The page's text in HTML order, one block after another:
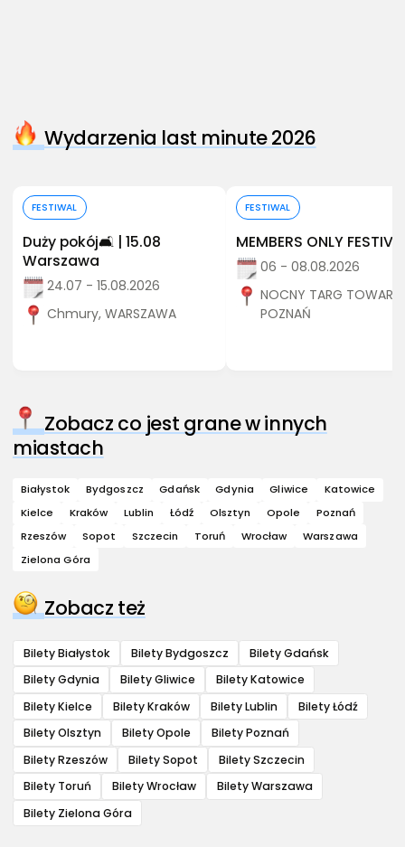
Wydarzenia last minute 2026
FESTIWAL
Duży pokój🛋️ | 15.08
Warszawa
24.07 - 15.08.2026
Chmury, WARSZAWA
FESTIWAL
MEMBERS ONLY
06 - 08.08.2026
NOCNY TARG
POZNAŃ
Zobacz co jest grane w innych
miastach
Białystok Bydgoszcz Gdańsk Gdynia Gliwice
Katowice
Kielce
Kraków Lublin Łódź Olsztyn Opole
Poznań
Rzeszów
Sopot Szczecin Toruń Wrocław
Warszawa
Zielona Góra
Zobacz też
Bilety Białystok Bilety Bydgoszcz
Bilety Gdańsk
Bilety Gdynia
Bilety Gliwice
Bilety Katowice
Bilety Kielce
Bilety Kraków Bilety Lublin
Bilety Łódź
Bilety Olsztyn
Bilety Opole
Bilety Poznań
Bilety Rzeszów
Bilety Sopot
Bilety Szczecin
Bilety Toruń
Bilety Wrocław
Bilety Warszawa
Bilety Zielona Góra